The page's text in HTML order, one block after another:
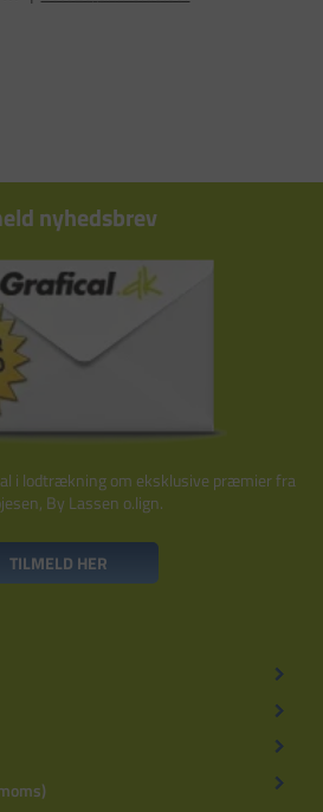
nyhedsbrev
i lodtrækning om eksklusive præmier fra
By Lassen o.lign.
TILMELD HER